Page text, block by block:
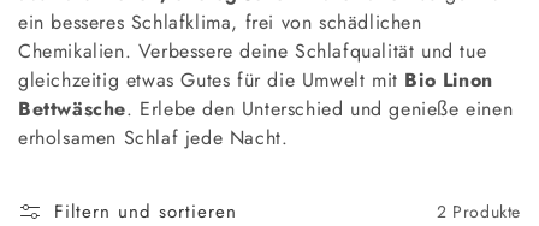
r
i
e
:
ein besseres Schlafklima, frei von schädlichen
Chemikalien. Verbessere deine Schlafqualität und tue
gleichzeitig etwas Gutes für die Umwelt mit Bio Linon
Bettwäsche. Erlebe den Unterschied und genieße einen
erholsamen Schlaf jede Nacht.
Filtern und sortieren 2 Produkte